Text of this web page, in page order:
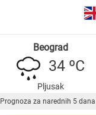
Beograd
34 ºC
Pljusak
Prognoza za narednih 5 dana